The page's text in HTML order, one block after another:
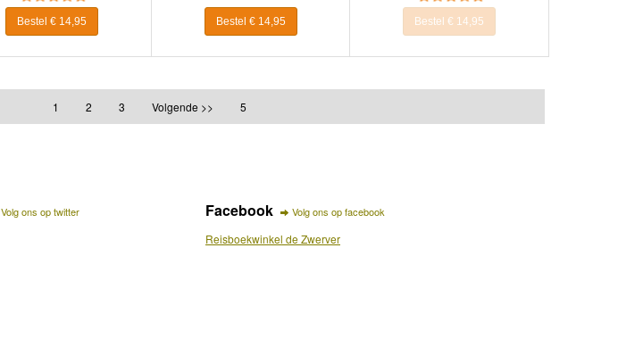
Bestel € 14,95 Bestel € 14,95 Bestel € 14,95
1 2 3 Volgende >> 5
Volg ons op twitter Facebook Volg ons op facebook
Reisboekwinkel de Zwerver